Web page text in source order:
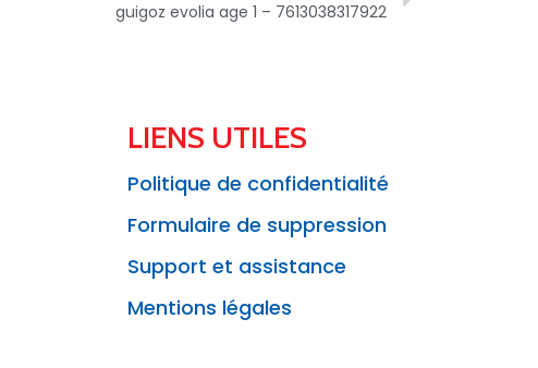
guigoz evolia age 1 – 7613038317922
LIENS UTILES
Politique de confidentialité
Formulaire de suppression
Support et assistance
Mentions légales